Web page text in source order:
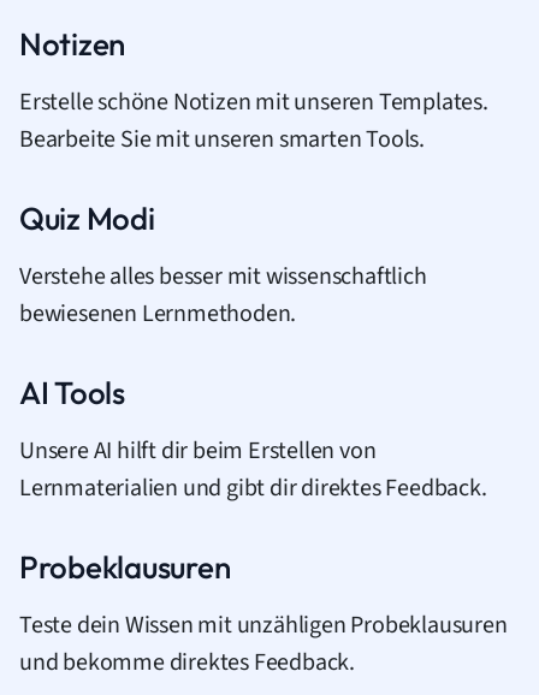
Notizen
Erstelle schöne Notizen mit unseren Templates.
Bearbeite Sie mit unseren smarten Tools.
Quiz Modi
Verstehe alles besser mit wissenschaftlich
bewiesenen Lernmethoden.
AI Tools
Unsere AI hilft dir beim Erstellen von
Lernmaterialien und gibt dir direktes Feedback.
Probeklausuren
Teste dein Wissen mit unzähligen Probeklausuren
und bekomme direktes Feedback.